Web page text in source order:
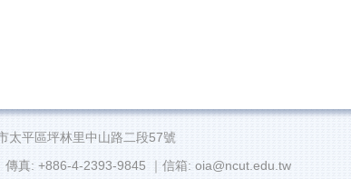
太平區坪林里中山路二段57號
真: +886-4-2393-9845 ｜信箱: oia@ncut.edu.tw